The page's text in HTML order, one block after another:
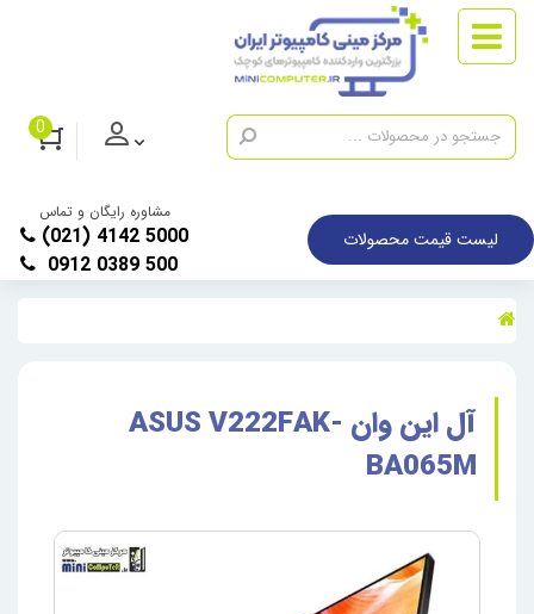
0
لیست قیمت محصولات
مشاوره رایگان و تماس
(021) 4142 5000
0912 0389 500
آل این وان ASUS V222FAK-
BA065M